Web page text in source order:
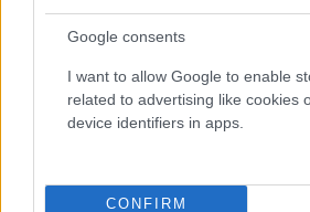
Google consents
I want to allow Google to enable
related to advertising like cookies
device identifiers in apps.
CONFIRM
ένας νέος μηχανισμός θανάτου
του τρεις θανάτους.
Oι δύο ιατροδικαστές
κατέληξαν ότι στην περίπτωση
από τις δύο